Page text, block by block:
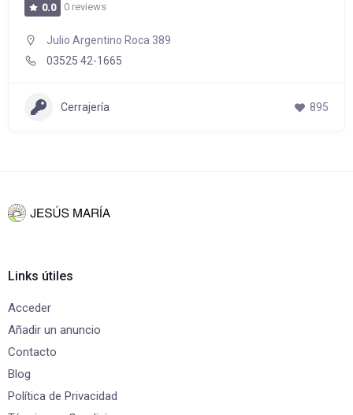
0.0 0 reviews
Julio Argentino Roca 389
03525 42-1665
Cerrajería 895
Links útiles
Acceder
Añadir un anuncio
Contacto
Blog
Política de Privacidad